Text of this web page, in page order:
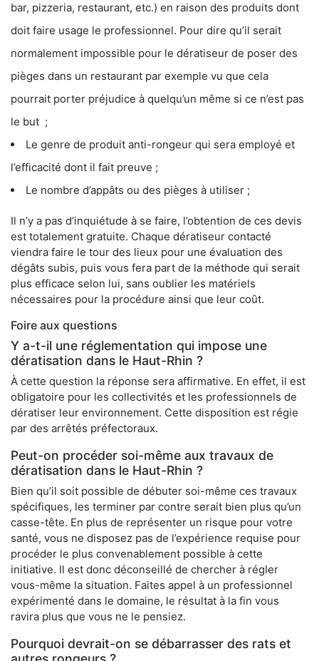
bar, pizzeria, restaurant, etc.) en raison des produits dont
doit faire usage le professionnel. Pour dire qu’il serait
normalement impossible pour le dératiseur de poser des
pièges dans un restaurant par exemple vu que cela
pourrait porter préjudice à quelqu’un même si ce n’est pas
le but ;
Le genre de produit anti-rongeur qui sera employé et
l’efficacité dont il fait preuve ;
Le nombre d’appâts ou des pièges à utiliser ;
Il n’y a pas d’inquiétude à se faire, l’obtention de ces devis
est totalement gratuite. Chaque dératiseur contacté
viendra faire le tour des lieux pour une évaluation des
dégâts subis, puis vous fera part de la méthode qui serait
plus efficace selon lui, sans oublier les matériels
nécessaires pour la procédure ainsi que leur coût.
Foire aux questions
Y a-t-il une réglementation qui impose une
dératisation dans le Haut-Rhin ?
À cette question la réponse sera affirmative. En effet, il est
obligatoire pour les collectivités et les professionnels de
dératiser leur environnement. Cette disposition est régie
par des arrêtés préfectoraux.
Peut-on procéder soi-même aux travaux de
dératisation dans le Haut-Rhin ?
Bien qu’il soit possible de débuter soi-même ces travaux
spécifiques, les terminer par contre serait bien plus qu’un
casse-tête. En plus de représenter un risque pour votre
santé, vous ne disposez pas de l’expérience requise pour
procéder le plus convenablement possible à cette
initiative. Il est donc déconseillé de chercher à régler
vous-même la situation. Faites appel à un professionnel
expérimenté dans le domaine, le résultat à la fin vous
ravira plus que vous ne le pensiez.
Pourquoi devrait-on se débarrasser des rats et